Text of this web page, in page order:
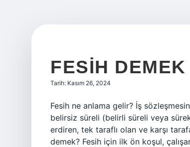
FESIH
Tarih: Kasım 26, 2024
Fesih ne anlama gelir? İş
belirsiz süreli (belirli süreli veya
erdiren, tek taraflı olan ve karşı
demek? Fesih için ilk ön koşul,